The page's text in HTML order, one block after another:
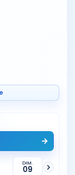
DIM.
09